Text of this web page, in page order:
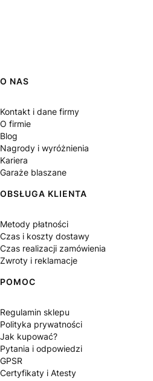
Linki w stopce
O NAS
Kontakt i dane firmy
O firmie
Blog
Nagrody i wyróżnienia
Kariera
Garaże blaszane
OBSŁUGA KLIENTA
Metody płatności
Czas i koszty dostawy
Czas realizacji zamówienia
Zwroty i reklamacje
POMOC
Regulamin sklepu
Polityka prywatności
Jak kupować?
Pytania i odpowiedzi
GPSR
Certyfikaty i Atesty